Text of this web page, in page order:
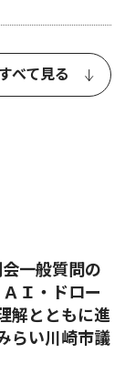
すべて見る
一般質問の
Ｉ・ドロー
解とともに進
らい川崎市議